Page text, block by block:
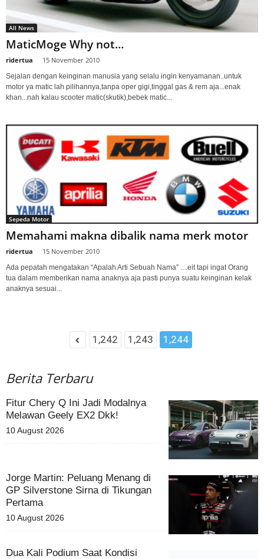
All News
MaticMoge Why not…
ridertua 15 November 2010
Sejalan dengan keinginan manusia yang selalu ingin kenyamanan..untuk
motor ya matic lah pilihannya,tanpa oper gigi,tinggal gas & rem aja...enak
khan...nah kalau scooter matic(skutik),bebek matic...
Sepeda Motor
Memahami makna dibalik nama merk motor
ridertua 15 November 2010
Ada pepatah mengatakan “Apalah Arti Sebuah Nama” …eit tapi ingat Orang
tua dalam memberikan nama anaknya aja pasti punya suatu keinginan kelak
anaknya sesuai...
1,242 1,243 1,244
Berita Terbaru
Fitur Chery Q Ini Jadi Modalnya
Melawan Geely EX2 Dkk!
10 August 2026
Jorge Martin: Peluang Menang di
GP Silverstone Sirna di Tikungan
Pertama
10 August 2026
Dua Kali Podium Saat Kondisi